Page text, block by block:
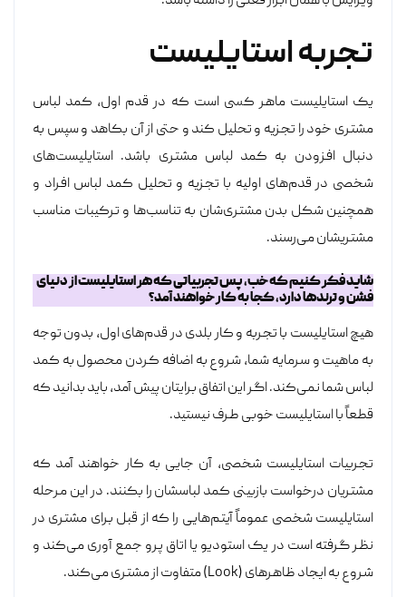
تجربه استایلیست
یک استایلیست ماهر کسی است که در قدم اول، کمد لباس
مشتری خود را تجزیه و تحلیل کند و حتی از آن بکاهد و سپس به
دنبال افزودن به کمد لباس مشتری باشد. استایلیست‌های
شخصی در قدم‌های اولیه با تجزیه و تحلیل کمد لباس افراد و
همچنین شکل بدن مشتری‌شان به تناسب‌ها و ترکیبات مناسب
مشتری‎شان می‌رسند.
شاید فکر کنیم که خب، پس تجربیاتی که هر استایلیست از دنیای
فشن و ترند‌ها دارد، کجا به کار خواهند آمد؟
هیچ استایلیست با تجربه و کار بلدی در قدم‌های اول، بدون توجه
به ماهیت و سرمایه شما، شروع به اضافه کردن محصول به کمد
لباس شما نمی‌کند. اگر این اتفاق برایتان پیش آمد، باید بدانید که
قطعاً با استایلیست خوبی طرف نیستید.
تجربیات استایلیست شخصی، آن جایی به کار خواهند آمد که
مشتریان درخواست بازبینی کمد لباسشان را بکنند. در این مرحله
استایلیست شخصی عموماً آیتم‌هایی را که از قبل برای مشتری در
نظر گرفته است در یک استودیو یا اتاق پرو جمع آوری می‌کند و
شروع به ایجاد ظاهر‌های (Look) متفاوت از مشتری می‌کند.